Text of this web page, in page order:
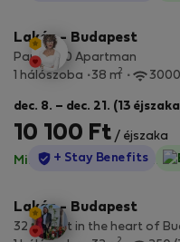
Lakás - Budapest
Paulay 20 Apartman
1 hálószoba
38 m2
dec. 8. – dec. 21. (13
10 100 Ft / éjszaka
Minden díj benne van·
StayProtection
+ Stay Benefits
Lakás - Budapest
32 m² flat in the heart of